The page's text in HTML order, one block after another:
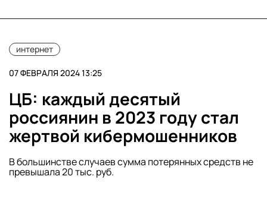
интернет
07 ФЕВРАЛЯ 2024 13:25
ЦБ: каждый десятый
россиянин в 2023 году стал
жертвой кибермошенников
В большинстве случаев сумма потерянных средств не
превышала 20 тыс. руб.